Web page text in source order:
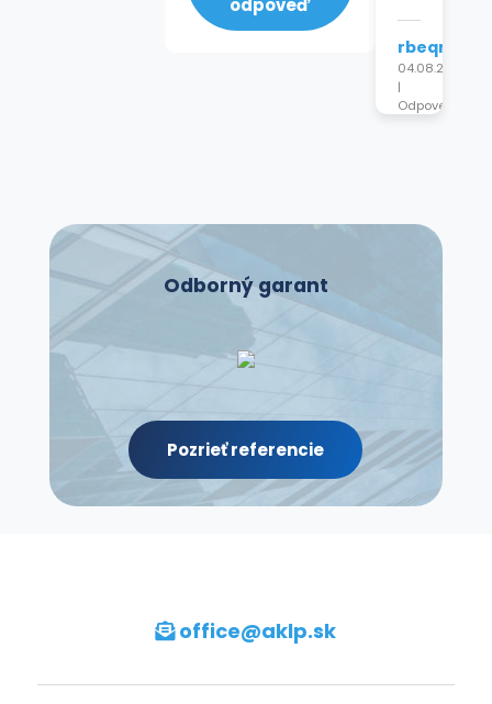
odpoveď
04.08.2026
|
Odpovede:
Odpovede:
|
04.08.2026
Odpovede:
Odborný garant
Pozrieť referencie
office@aklp.sk